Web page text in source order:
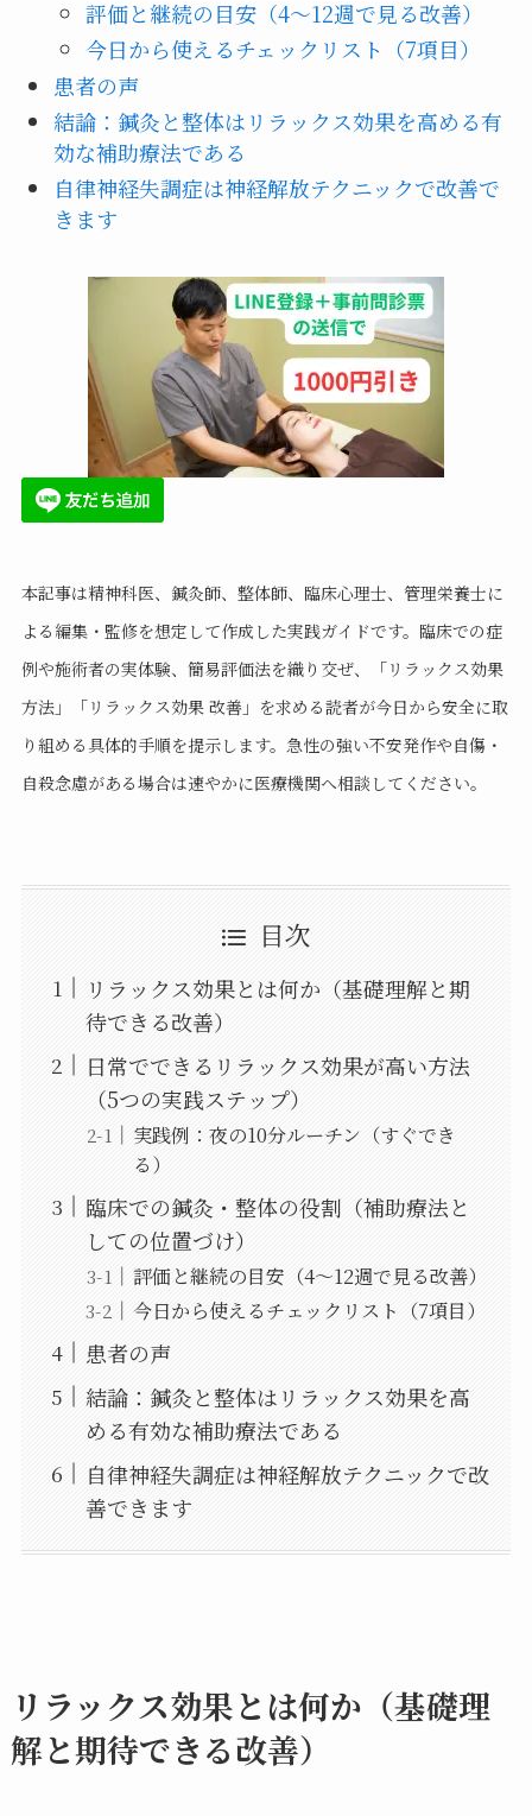
評価と継続の目安（4〜12週で見る改善）
今日から使えるチェックリスト（7項目）
患者の声
結論：鍼灸と整体はリラックス効果を高める有
効な補助療法である
自律神経失調症は神経解放テクニックで改善で
きます
本記事は精神科医、鍼灸師、整体師、臨床心理士、管理栄養士に
よる編集・監修を想定して作成した実践ガイドです。臨床での症
例や施術者の実体験、簡易評価法を織り交ぜ、「リラックス効果
方法」「リラックス効果 改善」を求める読者が今日から安全に取
り組める具体的手順を提示します。急性の強い不安発作や自傷・
自殺念慮がある場合は速やかに医療機関へ相談してください。
目次
リラックス効果とは何か（基礎理解と期
待できる改善）
日常でできるリラックス効果が高い方法
（5つの実践ステップ）
実践例：夜の10分ルーチン（すぐでき
る）
臨床での鍼灸・整体の役割（補助療法と
しての位置づけ）
評価と継続の目安（4〜12週で見る改善）
今日から使えるチェックリスト（7項目）
患者の声
結論：鍼灸と整体はリラックス効果を高
める有効な補助療法である
自律神経失調症は神経解放テクニックで改
善できます
リラックス効果とは何か（基礎理
解と期待できる改善）